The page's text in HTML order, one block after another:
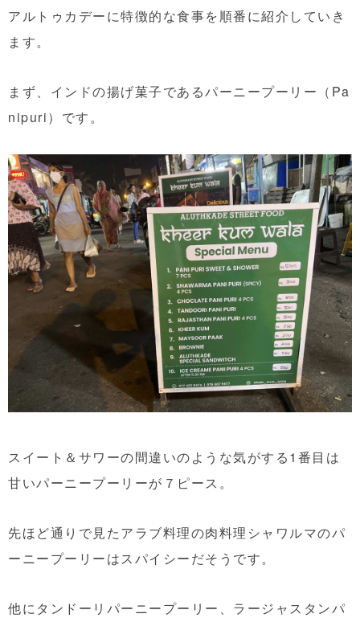
アルトゥカデーに特徴的な食事を順番に紹介していき
ます。
まず、インドの揚げ菓子であるパーニープーリー（Pa
nipuri）です。
スイート＆サワーの間違いのような気がする1番目は
甘いパーニープーリーが７ピース。
先ほど通りで見たアラブ料理の肉料理シャワルマのパ
ーニープーリーはスパイシーだそうです。
他にタンドーリパーニープーリー、ラージャスタンパ